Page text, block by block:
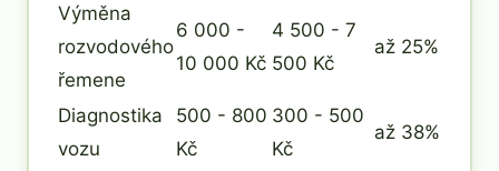
Výměna
rozvodového
řemene
6 000 -
10 000 Kč
4 500 - 7
500 Kč
až 25%
Diagnostika
vozu
500 - 800
Kč
300 - 500
Kč
až 38%